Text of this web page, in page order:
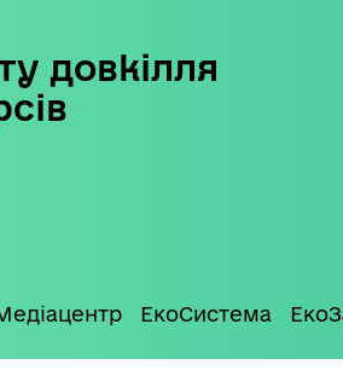
довкілля
ЕкоСистема